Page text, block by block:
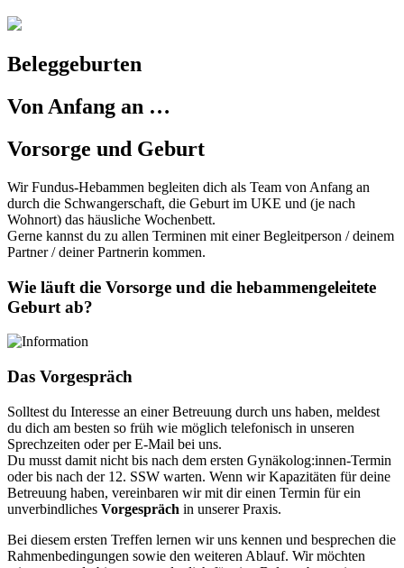
Beleggeburten
Von Anfang an …
Vorsorge und Geburt
Wir Fundus-Hebammen begleiten dich als Team von Anfang an
durch die Schwangerschaft, die Geburt im UKE und (je nach
Wohnort) das häusliche Wochenbett.
Gerne kannst du zu allen Terminen mit einer Begleitperson / deinem
Partner / deiner Partnerin kommen.
Wie läuft die Vorsorge und die hebammengeleitete
Geburt ab?
Das Vorgespräch
Solltest du Interesse an einer Betreuung durch uns haben, meldest
du dich am besten so früh wie möglich telefonisch in unseren
Sprechzeiten oder per E-Mail bei uns.
Du musst damit nicht bis nach dem ersten Gynäkolog:innen-Termin
oder bis nach der 12. SSW warten. Wenn wir Kapazitäten für deine
Betreuung haben, vereinbaren wir mit dir einen Termin für ein
unverbindliches Vorgespräch in unserer Praxis.
Bei diesem ersten Treffen lernen wir uns kennen und besprechen die
Rahmenbedingungen sowie den weiteren Ablauf. Wir möchten